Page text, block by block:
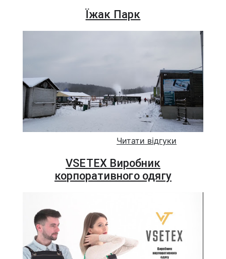
Їжак Парк
Читати відгуки
VSETEX Виробник
корпоративного одягу